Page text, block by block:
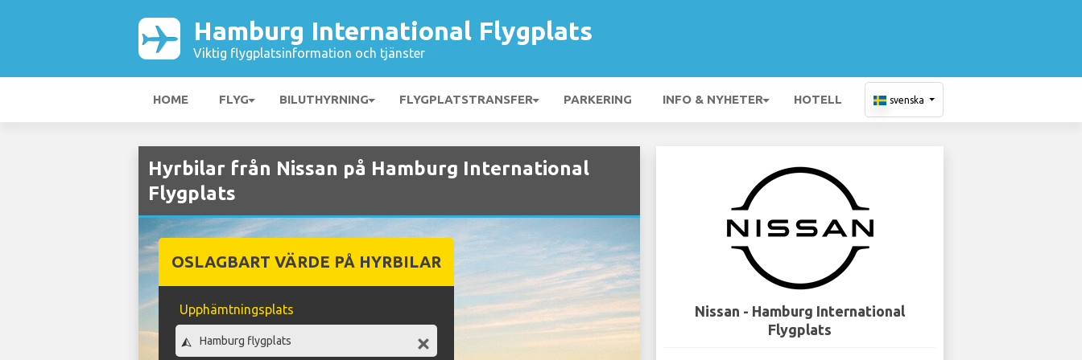
Hamburg International Flygplats
Viktig flygplatsinformation och tjänster
HOME FLYG BILUTHYRNING FLYGPLATSTRANSFER PARKERING INFO & NYHETER HOTELL svenska
Hyrbilar från Nissan på Hamburg International
Flygplats
OSLAGBART VÄRDE PÅ HYRBILAR
Upphämtningsplats
Nissan - Hamburg International
Flygplats